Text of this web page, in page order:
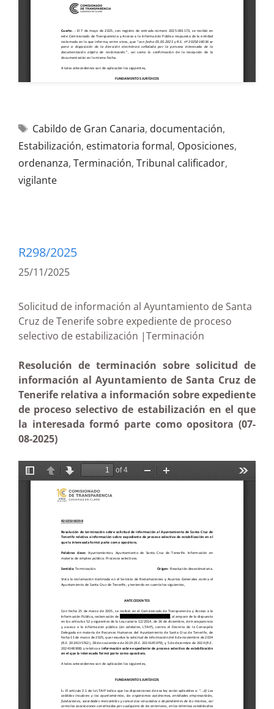
Cabildo de Gran Canaria, documentación,
Estabilización, estimatoria formal, Oposiciones,
ordenanza, Terminación, Tribunal calificador,
vigilante
R298/2025
25/11/2025
Solicitud de información al Ayuntamiento de Santa
Cruz de Tenerife sobre expediente de proceso
selectivo de estabilización |Terminación
Resolución de terminación sobre solicitud de
información al Ayuntamiento de Santa Cruz de
Tenerife relativa a información sobre expediente
de proceso selectivo de estabilización en el que
la interesada formó parte como opositora (07-
08-2025)